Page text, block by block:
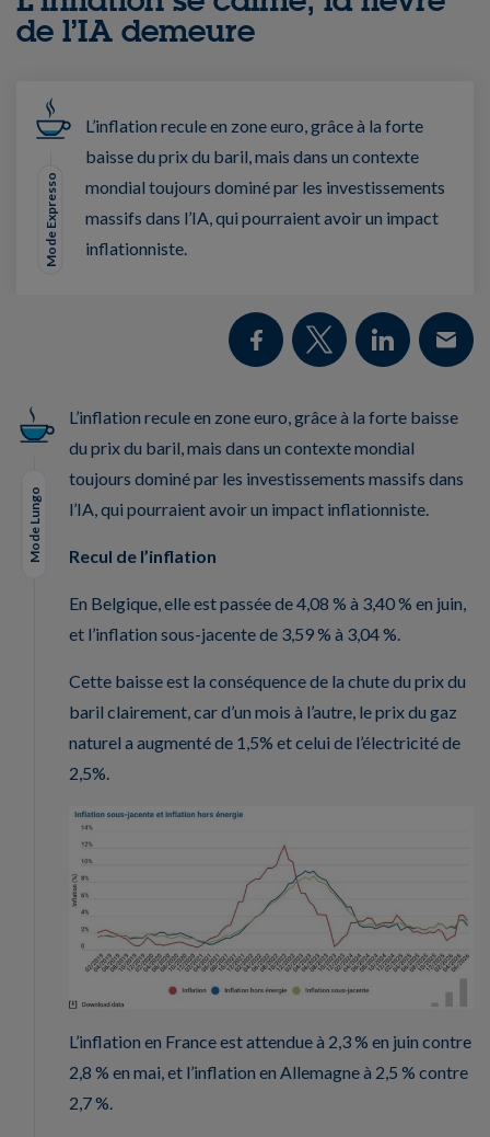
de l’IA demeure
Mode Expresso
L’inflation recule en zone euro, grâce à la forte
baisse du prix du baril, mais dans un contexte
mondial toujours dominé par les investissements
massifs dans l’IA, qui pourraient avoir un impact
inflationniste.
Mode Lungo
L’inflation recule en zone euro, grâce à la forte baisse
du prix du baril, mais dans un contexte mondial
toujours dominé par les investissements massifs dans
l’IA, qui pourraient avoir un impact inflationniste.
Recul de l’inflation
En Belgique, elle est passée de 4,08 % à 3,40 % en juin,
et l’inflation sous-jacente de 3,59 % à 3,04 %.
Cette baisse est la conséquence de la chute du prix du
baril clairement, car d’un mois à l’autre, le prix du gaz
naturel a augmenté de 1,5% et celui de l’électricité de
2,5%.
L’inflation en France est attendue à 2,3 % en juin contre
2,8 % en mai, et l’inflation en Allemagne à 2,5 % contre
2,7 %.